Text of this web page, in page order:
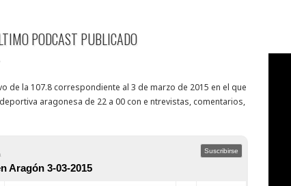
PODCAST PUBLICADO
de la 107.8 correspondiente al 3 de marzo de 2015 en el que
aragonesa de 22 a 00 con e ntrevistas, comentarios,